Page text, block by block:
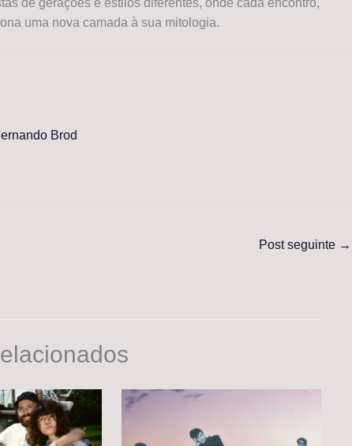
de gerações e estilos diferentes, onde cada encontro,
uma nova camada à sua mitologia.
Brod
Post seguinte →